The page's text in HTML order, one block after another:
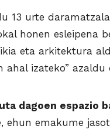
13 urte
honen esleipena
eta arkitektura
ahal izateko” azaldu
dagoen espazio
ehun emakume